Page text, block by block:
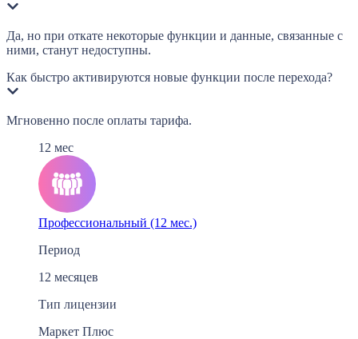
Да, но при откате некоторые функции и данные, связанные с
ними, станут недоступны.
Как быстро активируются новые функции после перехода?
Мгновенно после оплаты тарифа.
12 мес
Профессиональный (12 мес.)
Период
12 месяцев
Тип лицензии
Маркет Плюс